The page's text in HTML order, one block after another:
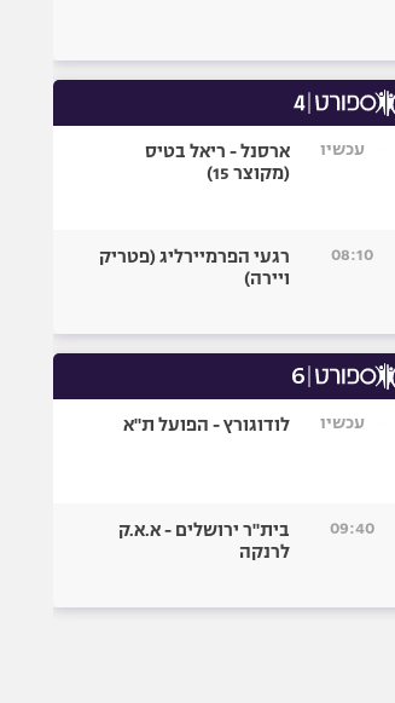
עכשיו
ארסנל - ריאל בטיס
(מקוצר 15)
08:10
רגעי הפרמיירליג (פטריק
ויירה)
עכשיו לודוגורץ - הפועל ת"א
09:40
בית"ר ירושלים - א.א.ק
לרנקה